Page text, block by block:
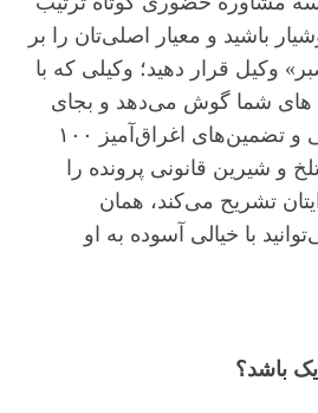
باشید و معیار اصلی‌تان را بر
وکیل قرار دهید؛ وکیلی که با
های شما گوش می‌دهد و بجای
دادن وعده‌ های توخالی و تضمین‌های اغراق‌آمیز ۱۰۰
و شیرین قانونی پرونده را
تشریح می‌کند، همان
با خیالی آسوده به او
یک باشد؟